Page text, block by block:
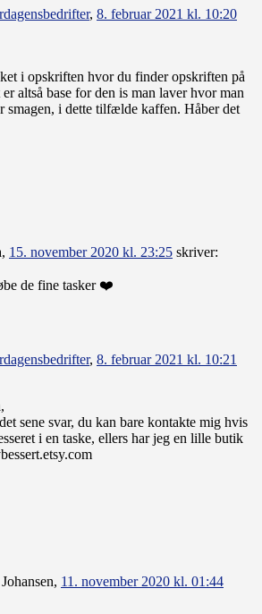
, 8. februar 2021 kl. 10:20
i opskriften hvor du finder opskriften på
er altså base for den is man laver hvor man
smagen, i dette tilfælde kaffen. Håber det
, 15. november 2020 kl. 23:25 skriver:
de fine tasker ❤️
, 8. februar 2021 kl. 10:21
sene svar, du kan bare kontakte mig hvis
i en taske, ellers har jeg en lille butik
, 11. november 2020 kl. 01:44